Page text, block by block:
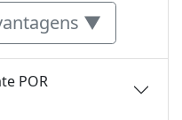
▼
POR